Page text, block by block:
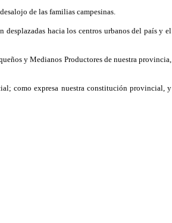
de las familias campesinas.
hacia los centros urbanos del país y el
y Medianos Productores de nuestra provincia,
como expresa nuestra constitución provincial, y